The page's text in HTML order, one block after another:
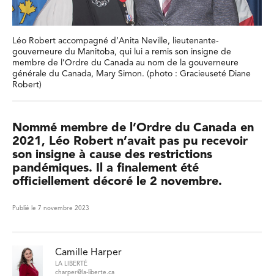
Léo Robert accompagné d’Anita Neville, lieutenante-
gouverneure du Manitoba, qui lui a remis son insigne de
membre de l’Ordre du Canada au nom de la gouverneure
générale du Canada, Mary Simon. (photo : Gracieuseté Diane
Robert)
Nommé membre de l’Ordre du Canada en
2021, Léo Robert n’avait pas pu recevoir
son insigne à cause des restrictions
pandémiques. Il a finalement été
officiellement décoré le 2 novembre.
Publié le 7 novembre 2023
Camille Harper
LA LIBERTÉ
charper@la-liberte.ca